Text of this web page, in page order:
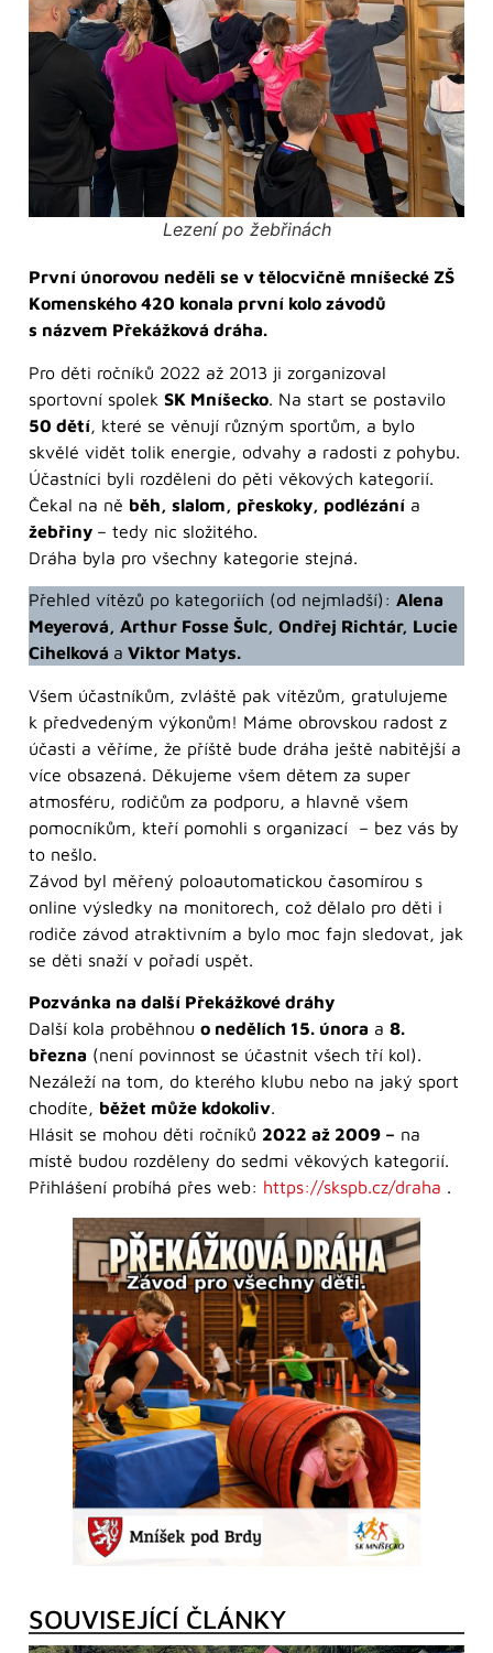
Lezení po žebřinách
První únorovou neděli se v tělocvičně mníšecké ZŠ
Komenského 420 konala první kolo závodů
s názvem Překážková dráha.
Pro děti ročníků 2022 až 2013 ji zorganizoval
sportovní spolek SK Mníšecko. Na start se postavilo
50 dětí, které se věnují různým sportům, a bylo
skvělé vidět tolik energie, odvahy a radosti z pohybu.
Účastníci byli rozděleni do pěti věkových kategorií.
Čekal na ně běh, slalom, přeskoky, podlézání a
žebřiny – tedy nic složitého.
Dráha byla pro všechny kategorie stejná.
Přehled vítězů po kategoriích (od nejmladší): Alena
Meyerová, Arthur Fosse Šulc, Ondřej Richtár, Lucie
Cihelková a Viktor Matys.
Všem účastníkům, zvláště pak vítězům, gratulujeme
k předvedeným výkonům! Máme obrovskou radost z
účasti a věříme, že příště bude dráha ještě nabitější a
více obsazená. Děkujeme všem dětem za super
atmosféru, rodičům za podporu, a hlavně všem
pomocníkům, kteří pomohli s organizací – bez vás by
to nešlo.
Závod byl měřený poloautomatickou časomírou s
online výsledky na monitorech, což dělalo pro děti i
rodiče závod atraktivním a bylo moc fajn sledovat, jak
se děti snaží v pořadí uspět.
Pozvánka na další Překážkové dráhy
Další kola proběhnou o nedělích 15. února a 8.
března (není povinnost se účastnit všech tří kol).
Nezáleží na tom, do kterého klubu nebo na jaký sport
chodíte, běžet může kdokoliv.
Hlásit se mohou děti ročníků 2022 až 2009 – na
místě budou rozděleny do sedmi věkových kategorií.
Přihlášení probíhá přes web: https://skspb.cz/draha .
SOUVISEJÍCÍ ČLÁNKY